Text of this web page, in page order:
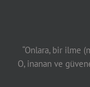
“Onlara, bir ilme
O, inanan ve